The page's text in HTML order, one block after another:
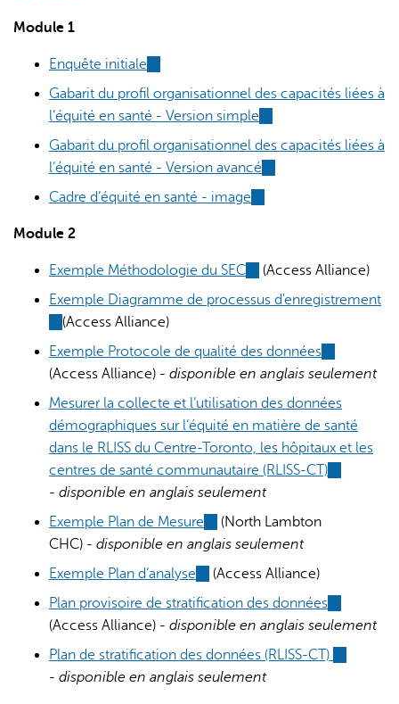
Module 1
Enquête initiale
is
external)
Gabarit du profil organisationnel des capacités liées à
l’équité en santé - Version simple
is
external)
Gabarit du profil organisationnel des capacités liées à
l’équité en santé - Version avancé
is
Cadre d’équité en santé - image
Module 2
Exemple Méthodologie du SEC (link(Access Alliance)
Exemple Diagramme de processus d'enregistrement
(link
is
external)
(Access Alliance)
Exemple Protocole de qualité des données
is
external)
(Access Alliance) - disponible en anglais seulement
Mesurer la collecte et l’utilisation des données
démographiques sur l’équité en matière de santé
dans le RLISS du Centre-Toronto, les hôpitaux et les
centres de santé communautaire (RLISS-CT)
- disponible en anglais seulement
Exemple Plan de Mesure (link
is
external)
(North Lambton
CHC) - disponible en anglais seulement
Exemple Plan d’analyse (link
is
external)
(Access Alliance)
Plan provisoire de stratification des données
is
external)
(Access Alliance) - disponible en anglais seulement
Plan de stratification des données (RLISS-CT)
- disponible en anglais seulement